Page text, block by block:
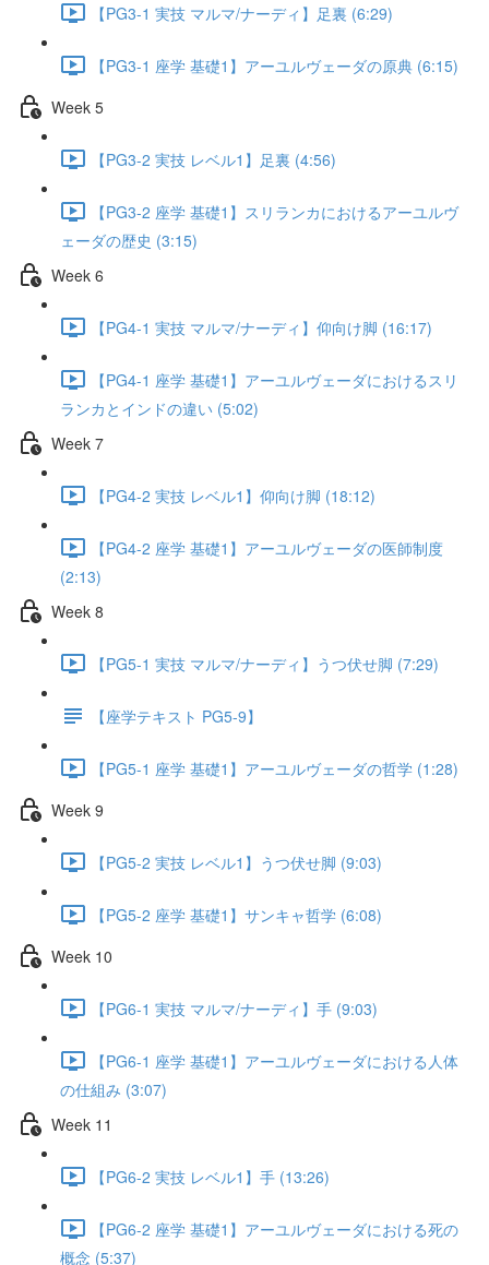
【PG3-1 実技 マルマ/ナーディ】足裏 (6:29)
【PG3-1 座学 基礎1】アーユルヴェーダの原典 (6:15)
Week 5
【PG3-2 実技 レベル1】足裏 (4:56)
【PG3-2 座学 基礎1】スリランカにおけるアーユルヴ
ェーダの歴史 (3:15)
Week 6
【PG4-1 実技 マルマ/ナーディ】仰向け脚 (16:17)
【PG4-1 座学 基礎1】アーユルヴェーダにおけるスリ
ランカとインドの違い (5:02)
Week 7
【PG4-2 実技 レベル1】仰向け脚 (18:12)
【PG4-2 座学 基礎1】アーユルヴェーダの医師制度
(2:13)
Week 8
【PG5-1 実技 マルマ/ナーディ】うつ伏せ脚 (7:29)
【座学テキスト PG5-9】
【PG5-1 座学 基礎1】アーユルヴェーダの哲学 (1:28)
Week 9
【PG5-2 実技 レベル1】うつ伏せ脚 (9:03)
【PG5-2 座学 基礎1】サンキャ哲学 (6:08)
Week 10
【PG6-1 実技 マルマ/ナーディ】手 (9:03)
【PG6-1 座学 基礎1】アーユルヴェーダにおける人体
の仕組み (3:07)
Week 11
【PG6-2 実技 レベル1】手 (13:26)
【PG6-2 座学 基礎1】アーユルヴェーダにおける死の
概念 (5:37)